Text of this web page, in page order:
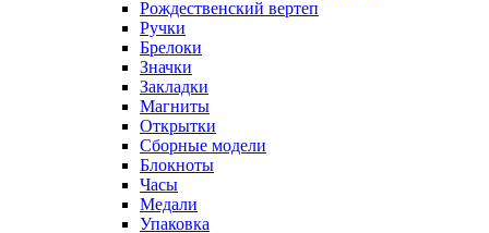
Рождественский вертеп
Ручки
Брелоки
Значки
Закладки
Магниты
Открытки
Сборные модели
Блокноты
Часы
Медали
Упаковка